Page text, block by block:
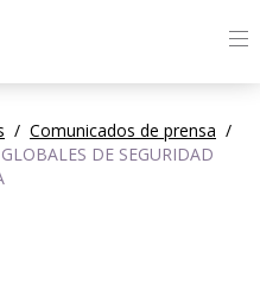
/ Comunicados de prensa /
DE SEGURIDAD